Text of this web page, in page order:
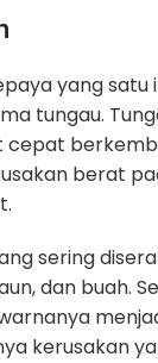
yang satu
tungau.
cepat
berat
sering
dan buah.
kerusakan